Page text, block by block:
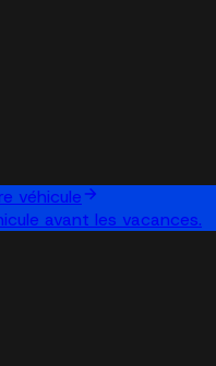
véhicule
avant les vacances.